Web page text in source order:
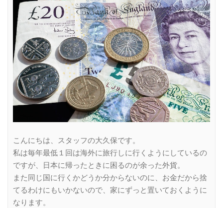
こんにちは、スタッフの大久保です。
私は毎年最低１回は海外に旅行しに行くようにしているの
ですが、日本に帰ったときに困るのが余った外貨。
また同じ国に行くかどうか分からないのに、お金だから捨
てるわけにもいかないので、家にずっと置いておくように
なります。